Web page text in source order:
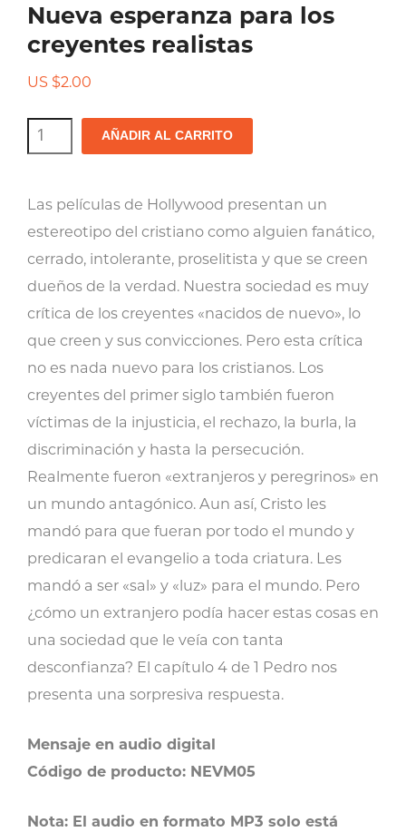
Nueva esperanza para los
creyentes realistas
US $2.00
Nueva
esperanza
realistas
cantidad
AÑADIR AL CARRITO
Las películas de Hollywood presentan un
estereotipo del cristiano como alguien fanático,
cerrado, intolerante, proselitista y que se creen
dueños de la verdad. Nuestra sociedad es muy
crítica de los creyentes «nacidos de nuevo», lo
que creen y sus convicciones. Pero esta crítica
no es nada nuevo para los cristianos. Los
creyentes del primer siglo también fueron
víctimas de la injusticia, el rechazo, la burla, la
discriminación y hasta la persecución.
Realmente fueron «extranjeros y peregrinos» en
un mundo antagónico. Aun así, Cristo les
mandó para que fueran por todo el mundo y
predicaran el evangelio a toda criatura. Les
mandó a ser «sal» y «luz» para el mundo. Pero
¿cómo un extranjero podía hacer estas cosas en
una sociedad que le veía con tanta
desconfianza? El capítulo 4 de 1 Pedro nos
presenta una sorpresiva respuesta.
Mensaje en audio digital
Código de producto: NEVM05
Nota: El audio en formato MP3 solo está